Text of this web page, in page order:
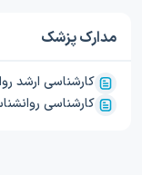
مدارک پزشک
کارشناسی ارشد
کارشناسی